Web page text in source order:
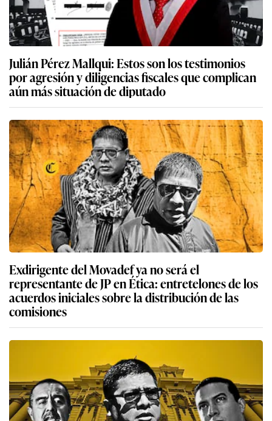
Julián Pérez Mallqui: Estos son los testimonios
por agresión y diligencias fiscales que complican
aún más situación de diputado
Exdirigente del Movadef ya no será el
representante de JP en Ética: entretelones de los
acuerdos iniciales sobre la distribución de las
comisiones